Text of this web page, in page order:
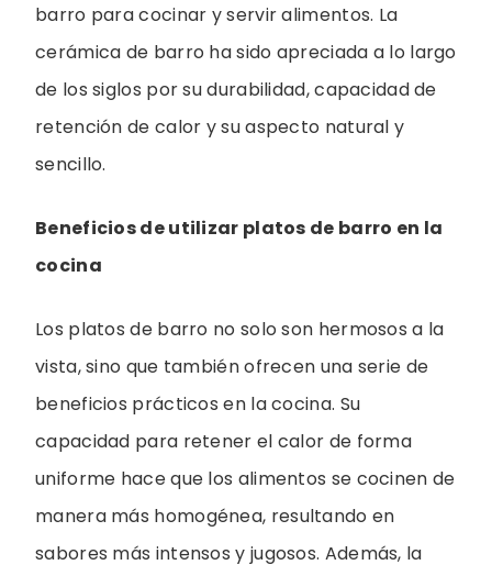
barro para cocinar y servir alimentos. La
cerámica de barro ha sido apreciada a lo largo
de los siglos por su durabilidad, capacidad de
retención de calor y su aspecto natural y
sencillo.
Beneficios de utilizar platos de barro en la
cocina
Los platos de barro no solo son hermosos a la
vista, sino que también ofrecen una serie de
beneficios prácticos en la cocina. Su
capacidad para retener el calor de forma
uniforme hace que los alimentos se cocinen de
manera más homogénea, resultando en
sabores más intensos y jugosos. Además, la